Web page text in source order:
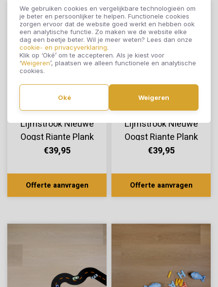
We gebruiken cookies en vergelijkbare technologieën om
je beter en persoonlijker te helpen. Functionele cookies
zorgen ervoor dat de website goed werkt en hebben ook
een analytische functie. Zo maken we de website elke
dag een beetje beter. Wil je meer weten? Lees dan onze
cookie- en privacyverklaring.
Klik op ‘Oké’ om te accepteren. Als je kiest voor
‘Weigeren’, plaatsen we alleen functionele en analytische
cookies.
Oké Weigeren
Douwes Dekker®
Lijmstrook Nieuwe
Oogst Riante Plank
Abrikoos 10802
€39,95
Offerte aanvragen
Douwes Dekker®
Lijmstrook Nieuwe
Oogst Riante Plank
Aardbei 10800
€39,95
Offerte aanvragen